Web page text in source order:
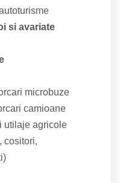
si avariate
microbuze
camioane
utilaje agricole
cositori,